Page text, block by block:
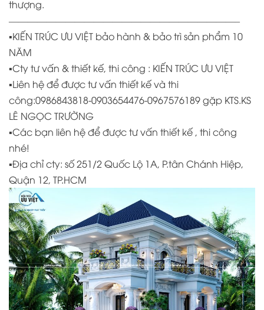
thượng.
————————————————————————–
▪️KIẾN TRÚC ƯU VIỆT bảo hành & bảo trì sản phẩm 10
NĂM
▪️Cty tư vấn & thiết kế, thi công : KIẾN TRÚC ƯU VIỆT
▪️Liên hệ để được tư vấn thiết kế và thi
công:0986843818-0903654476-0967576189 gặp KTS.KS
LÊ NGỌC TRƯỜNG
▪️Các bạn liên hệ để được tư vấn thiết kế , thi công
nhé!
▪️Địa chỉ cty: số 251/2 Quốc Lộ 1A, P.tân Chánh Hiệp,
Quận 12, TP.HCM